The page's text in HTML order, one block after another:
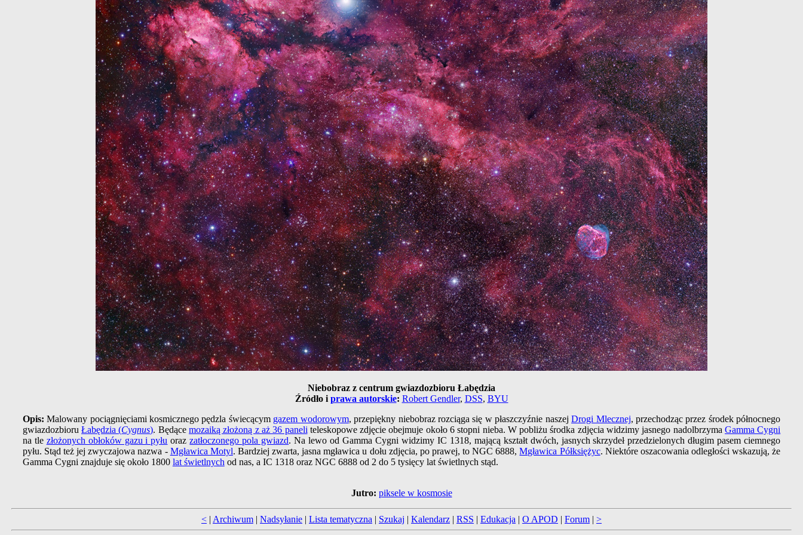
Niebobraz z centrum gwiazdozbioru Łabędzia
Źródło i prawa autorskie: Robert Gendler, DSS, BYU
Opis:Malowany pociągnięciami kosmicznego pędzla świecącym gazem wodorowym, przepiękny niebobraz rozciąga się w płaszczyźnie naszejDrogi Mlecznej, przechodząc przez środek północnego
gwiazdozbioruŁabędzia (Cygnus). Będącemozaiką złożoną z aż 36 paneli teleskopowe zdjęcie obejmuje około 6 stopni nieba. W pobliżu środka zdjęcia widzimy jasnego nadolbrzyma Gamma Cygni
na tle złożonych obłoków gazu i pyłu orazzatłoczonego pola gwiazd. Na lewo od Gamma Cygni widzimy IC 1318, mającą kształt dwóch, jasnych skrzydeł przedzielonych długim pasem ciemnego
pyłu. Stąd też jej zwyczajowa nazwa - Mgławica Motyl. Bardziej zwarta, jasna mgławica u dołu zdjęcia, po prawej, to NGC 6888,Mgławica Półksiężyc. Niektóre oszacowania odległości wskazują, że
Gamma Cygni znajduje się około 1800 lat świetlnych od nas, a IC 1318 oraz NGC 6888 od 2 do 5 tysięcy lat świetlnych stąd.
Jutro: piksele w kosmosie
< | Archiwum | Nadsyłanie | Lista tematyczna | Szukaj | Kalendarz | RSS | Edukacja | O APOD | Forum | >